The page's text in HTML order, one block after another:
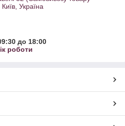
Україна
до 18:00
роботи